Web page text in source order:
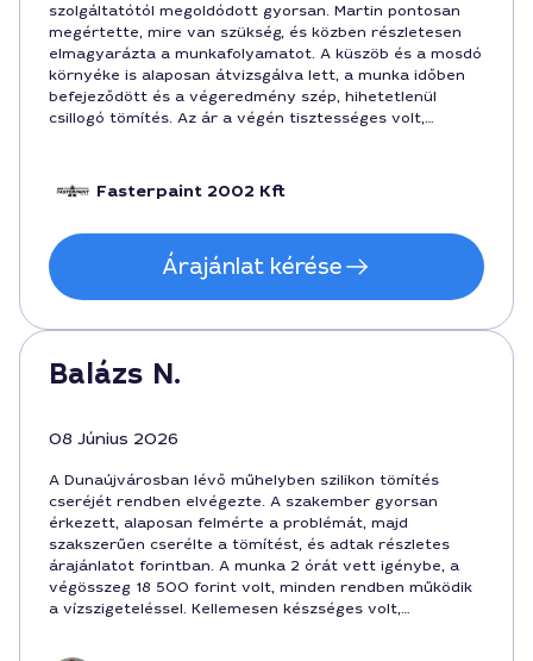
szolgáltatótól megoldódott gyorsan. Martin pontosan
megértette, mire van szükség, és közben részletesen
elmagyarázta a munkafolyamatot. A küszöb és a mosdó
környéke is alaposan átvizsgálva lett, a munka időben
befejeződött és a végeredmény szép, hihetetlenül
csillogó tömítés. Az ár a végén tisztességes volt,
Fasterpaint 2002 Kft
Árajánlat kérése
Balázs N.
08 Június 2026
A Dunaújvárosban lévő műhelyben szilikon tömítés
cseréjét rendben elvégezte. A szakember gyorsan
érkezett, alaposan felmérte a problémát, majd
szakszerűen cserélte a tömítést, és adtak részletes
árajánlatot forintban. A munka 2 órát vett igénybe, a
végösszeg 18 500 forint volt, minden rendben működik
a vízszigeteléssel. Kellemesen készséges volt,